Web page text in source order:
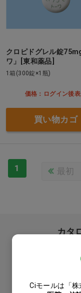
クロピドグレル錠
ワ」[東和薬品]
1箱(300錠×1瓶)
価格：ログイン後
買い物カゴ
1 最初
カタ
Ciモールは「